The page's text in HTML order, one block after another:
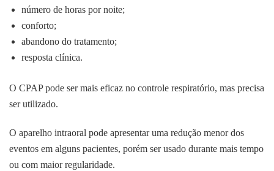
número de horas por noite;
conforto;
abandono do tratamento;
resposta clínica.
O CPAP pode ser mais eficaz no controle respiratório, mas precisa
ser utilizado.
O aparelho intraoral pode apresentar uma redução menor dos
eventos em alguns pacientes, porém ser usado durante mais tempo
ou com maior regularidade.